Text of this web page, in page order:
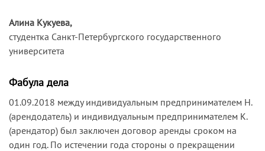
Алина Кукуева,
студентка Санкт-Петербургского государственного
университета
Фабула дела
01.09.2018 между индивидуальным предпринимателем Н.
(арендодатель) и индивидуальным предпринимателем К.
(арендатор) был заключен договор аренды сроком на
один год. По истечении года стороны о прекращении